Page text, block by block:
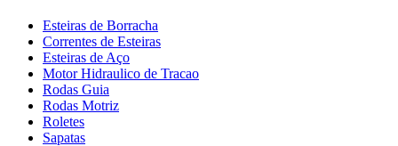
Esteiras de Borracha
Correntes de Esteiras
Esteiras de Aço
Motor Hidraulico de Tracao
Rodas Guia
Rodas Motriz
Roletes
Sapatas